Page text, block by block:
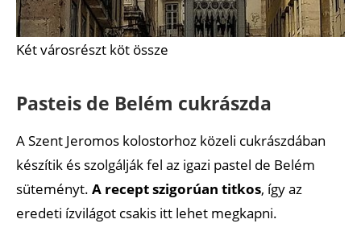
Két városrészt köt össze
Pasteis de Belém cukrászda
A Szent Jeromos kolostorhoz közeli cukrászdában
készítik és szolgálják fel az igazi pastel de Belém
süteményt. A recept szigorúan titkos, így az
eredeti ízvilágot csakis itt lehet megkapni.